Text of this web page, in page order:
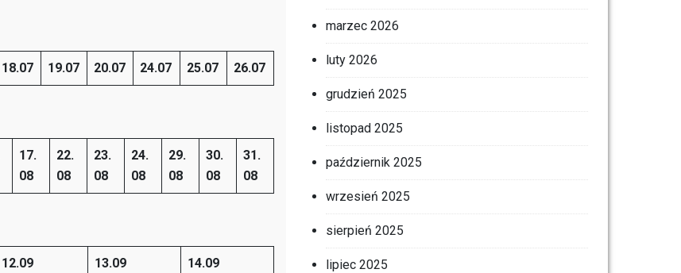
18.07 19.07 20.07 24.07 25.07 26.07
17.
08
22.
08
23.
08
24.
08
29.
08
30.
08
31.
08
12.09 13.09 14.09
marzec 2026
luty 2026
grudzień 2025
listopad 2025
październik 2025
wrzesień 2025
sierpień 2025
lipiec 2025